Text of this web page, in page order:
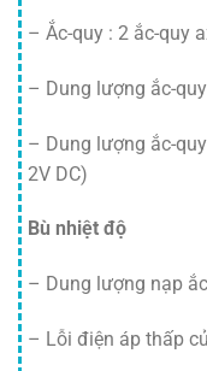
– Ắc-quy : 2 ắc-quy
– Dung lượng ắc-
– Dung lượng ắc-
2V DC)
Bù nhiệt độ
– Dung lượng nạp
– Lỗi điện áp thấp